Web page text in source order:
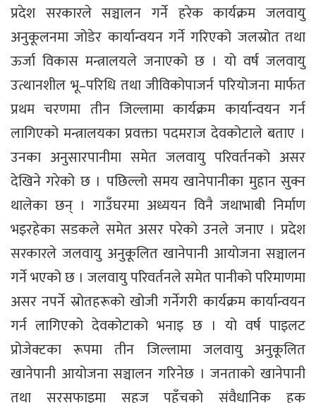
प्रदेश सरकारले सञ्चालन गर्ने हरेक कार्यक्रम जलवायु
अनुकूलनमा जोडेर कार्यान्वयन गर्ने गरिएको जलस्रोत तथा
ऊर्जा विकास मन्त्रालयले जनाएको छ । यो वर्ष जलवायु
उत्थानशील भू–परिधि तथा जीविकोपाजर्न परियोजना मार्फत
प्रथम चरणमा तीन जिल्लामा कार्यक्रम कार्यान्वयन गर्न
लागिएको मन्त्रालयका प्रवक्ता पदमराज देवकोटाले बताए ।
उनका अनुसारपानीमा समेत जलवायु परिवर्तनको असर
देखिने गरेको छ । पछिल्लो समय खानेपानीका मुहान सुक्न
थालेका छन् । गाउँघरमा अध्ययन विनै जथाभाबी निर्माण
भइरहेका सडकले समेत असर परेको उनले जनाए । प्रदेश
सरकारले जलवायु अनुकूलित खानेपानी आयोजना सञ्चालन
गर्ने भएको छ । जलवायु परिवर्तनले समेत पानीको परिमाणमा
असर नपर्ने स्रोतहरूको खोजी गर्नेगरी कार्यक्रम कार्यान्वयन
गर्न लागिएको देवकोटाको भनाइ छ । यो वर्ष पाइलट
प्रोजेक्टका रूपमा तीन जिल्लामा जलवायु अनुकूलित
खानेपानी आयोजना सञ्चालन गरिनेछ । जनताको खानेपानी
तथा सरसफाइमा सहज पहुँचको संवैधानिक हक